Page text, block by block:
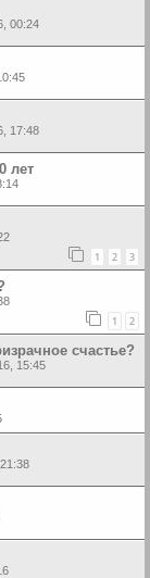
00:24
17:48
лет
1 2 3
1 2
счастье?
15:45